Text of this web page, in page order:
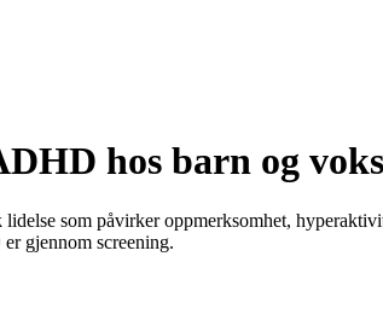
hos barn og
som påvirker oppmerksomhet,
gjennom screening.